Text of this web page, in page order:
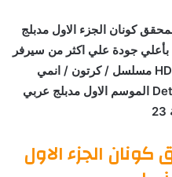
الحلقة 23 من المحقق كونان الجزء الاول مدبلج
بأعلي جودة علي اكثر من سيرفر
وتحميل مباشر جميع الحلقات HD مسلسل / كرتون / انمي
Detective Conan S1 – Season 1 الموسم الاول مدبلج عربي
الجزء الاول